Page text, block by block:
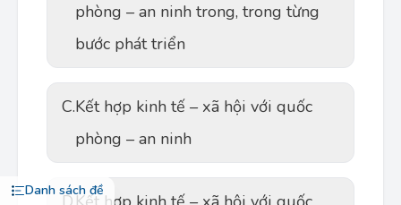
Danh sách đề
phòng – an ninh trong, trong từng
bước phát triển
C.Kết hợp kinh tế – xã hội với quốc
phòng – an ninh